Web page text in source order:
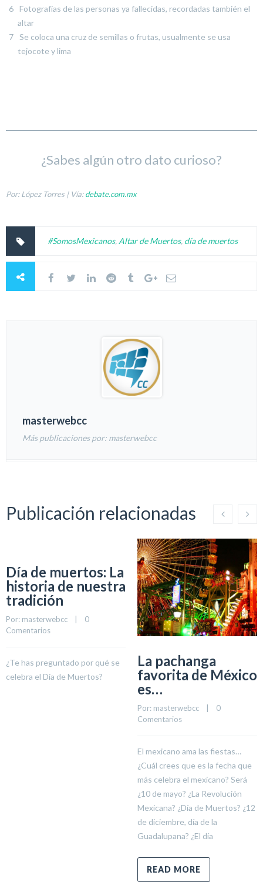
Fotografías de las personas ya fallecidas, recordadas también el
altar
Se coloca una cruz de semillas o frutas, usualmente se usa
tejocote y lima
¿Sabes algún otro dato curioso?
Por: López Torres | Vía:debate.com.mx
#SomosMexicanos, Altar de Muertos, día de muertos
masterwebcc
Más publicaciones por: masterwebcc
Publicación relacionadas
Día de muertos: La
historia de nuestra
tradición
Por: masterwebcc
    |
0
Comentarios
¿Te has preguntado por qué se
celebra el Día de Muertos?
La pachanga
favorita de México
es…
Por: masterwebcc
0
Comentarios
El mexicano ama las fiestas…
¿Cuál crees que es la fecha que
más celebra el mexicano? Será
¿10 de mayo? ¿La Revolución
Mexicana? ¿Día de Muertos? ¿12
de diciembre, día de la
Guadalupana? ¿El día
READ MORE